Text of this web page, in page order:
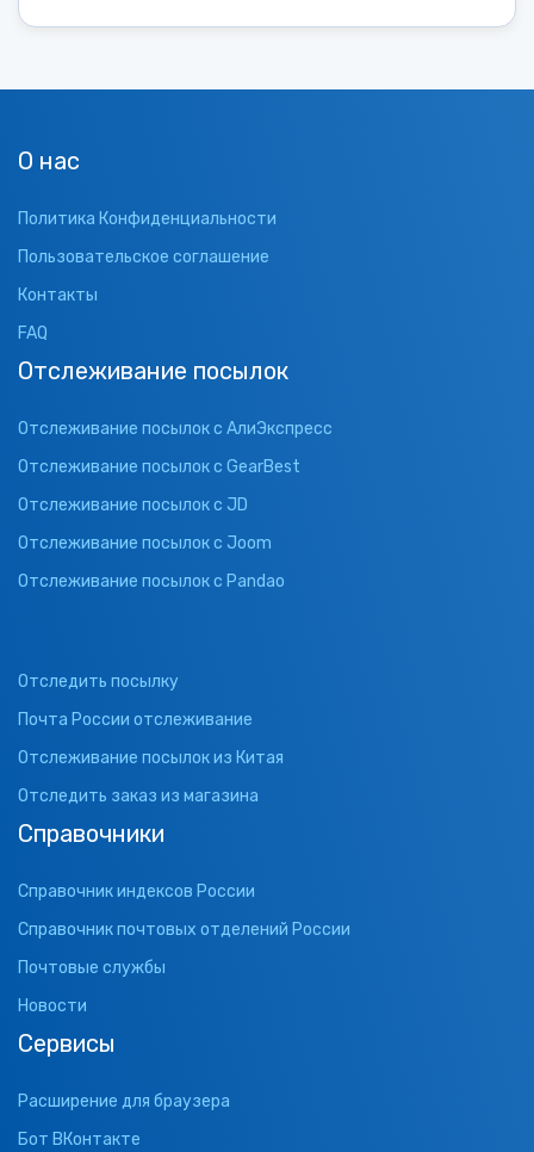
О нас
Политика Конфиденциальности
Пользовательское соглашение
Контакты
FAQ
Отслеживание посылок
Отслеживание посылок с АлиЭкспресс
Отслеживание посылок с GearBest
Отслеживание посылок с JD
Отслеживание посылок с Joom
Отслеживание посылок с Pandao
Отследить посылку
Почта России отслеживание
Отслеживание посылок из Китая
Отследить заказ из магазина
Справочники
Справочник индексов России
Справочник почтовых отделений России
Почтовые службы
Новости
Сервисы
Расширение для браузера
Бот ВКонтакте